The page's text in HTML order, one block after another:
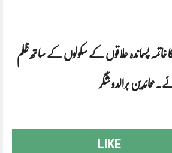
کا خاتمہ پسماندہ علاقوں کے سکولوں کے ساتھ ظلم
برالدو شگر
LIKE